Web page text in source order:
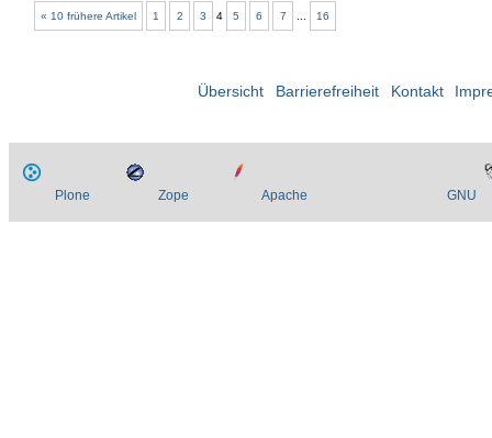
« 10 frühere Artikel 1 2 3 4 5 6 7 16
Übersicht Barrierefreiheit Kontakt
Plone Zope Apache GNU